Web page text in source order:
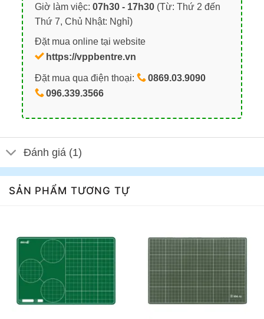
Giờ làm việc: 07h30 - 17h30(Từ: Thứ 2 đến
Thứ 7, Chủ Nhật: Nghỉ)
Đặt mua online tại website
https://vppbentre.vn
Đặt mua qua điện thoại:
0869.03.9090
096.339.3566
Đánh giá (1)
SẢN PHẨM TƯƠNG TỰ